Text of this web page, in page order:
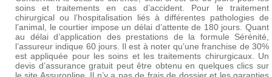
soins et traitements en cas d’accident. Pour le traitement
chirurgical ou l’hospitalisation liés à différentes pathologies de
l’animal, le courtier impose un délai d’attente de 180 jours. Quant
au délai d’application des prestations de la formule Sérénité,
l’assureur indique 60 jours. Il est à noter qu’une franchise de 30%
est appliquée pour les soins et les traitements chirurgicaux. Un
devis d’assurance gratuit peut être obtenu en quelques clics sur